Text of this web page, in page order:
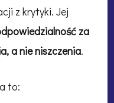
z krytyki. Jej
za
a nie niszczenia.
to: